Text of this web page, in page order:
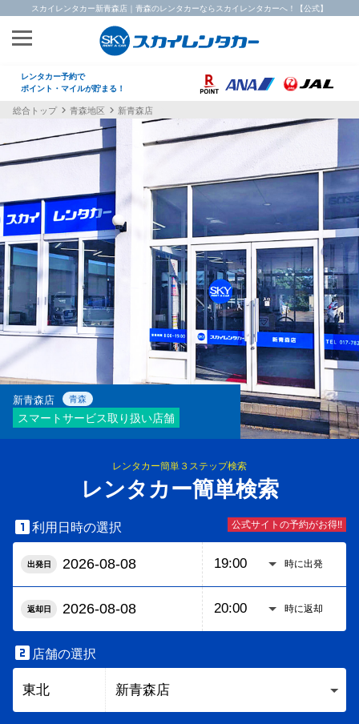
スカイレンタカー新青森店｜青森のレンタカーならスカイレンタカーへ！【公式】
レンタカー予約で
ポイント・マイルが貯まる！
総合トップ 青森地区 新青森店
新青森店 青森
スマートサービス取り扱い店舗
レンタカー簡単３ステップ検索
レンタカー簡単検索
公式サイトの予約がお得!!
利用日時の選択
出発日 時に出発
返却日 時に返却
 店舗の選択